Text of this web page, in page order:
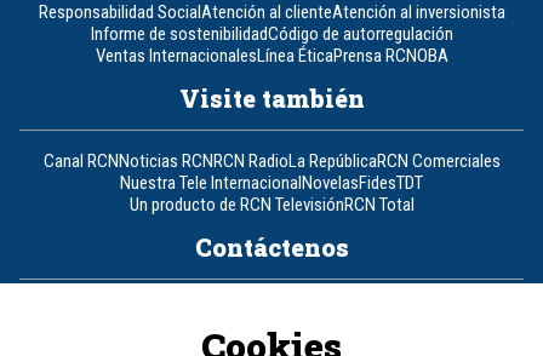
Responsabilidad SocialAtención al clienteAtención al inversionista
Informe de sostenibilidadCódigo de autorregulación
Ventas InternacionalesLínea ÉticaPrensa RCNOBA
Visite también
Canal RCNNoticias RCNRCN RadioLa RepúblicaRCN Comerciales
Nuestra Tele InternacionalNovelasFidesTDT
Un producto de RCN TelevisiónRCN Total
Contáctenos
Cookies